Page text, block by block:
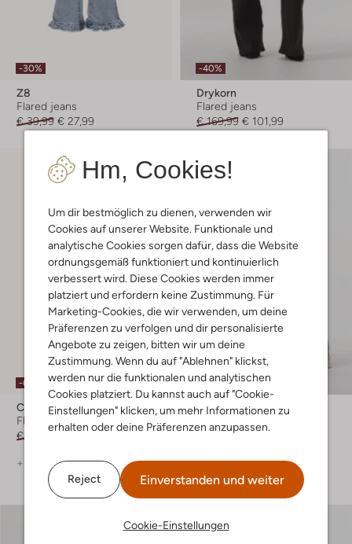
Hm, Cookies!
Um dir bestmöglich zu dienen, verwenden wir
Cookies auf unserer Website. Funktionale und
analytische Cookies sorgen dafür, dass die Website
ordnungsgemäß funktioniert und kontinuierlich
verbessert wird. Diese Cookies werden immer
platziert und erfordern keine Zustimmung. Für
Marketing-Cookies, die wir verwenden, um deine
Präferenzen zu verfolgen und dir personalisierte
Angebote zu zeigen, bitten wir um deine
Zustimmung. Wenn du auf "Ablehnen" klickst,
werden nur die funktionalen und analytischen
Cookies platziert. Du kannst auch auf "Cookie-
Einstellungen" klicken, um mehr Informationen zu
erhalten oder deine Präferenzen anzupassen.
Reject Einverstanden und weiter
Cookie-Einstellungen
-30%
Z8
Flared jeans
€ 39,99 € 27,99
-40%
Drykorn
Flared jeans
€ 169,99 € 101,99
-60%
Cars Jeans
Flared jeans
€ 39,99
€ 15,99
+ mehr farben
-30%
Circle Of Trust
€ 119,99
€ 83,99
+ mehr farben